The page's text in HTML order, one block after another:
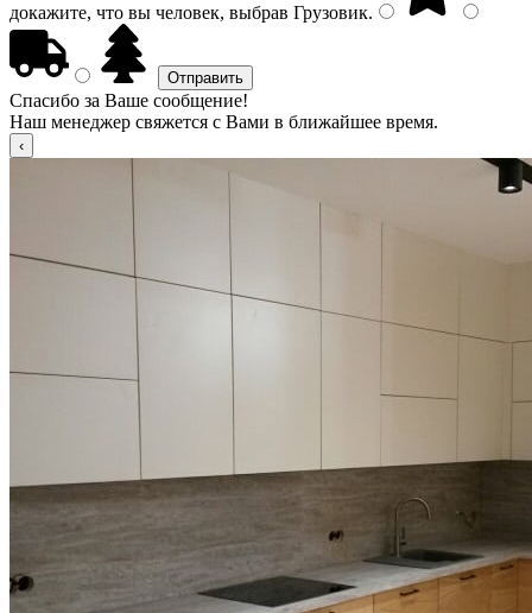
докажите, что вы человек, выбрав Грузовик.
Спасибо за Ваше сообщение!
Наш менеджер свяжется с Вами в ближайшее время.